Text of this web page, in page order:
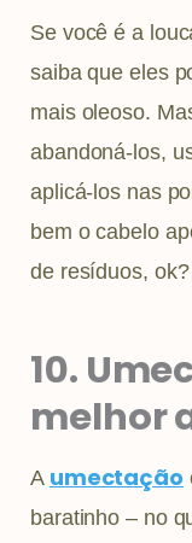
Se você é a
saiba que eles
mais oleoso.
abandoná-los,
aplicá-los nas
bem o cabelo
de resíduos, ok?
10.
melhor
A umectação
baratinho – no